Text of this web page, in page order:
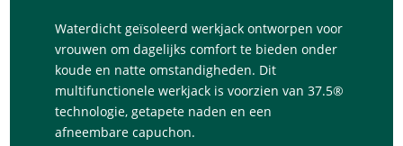
Waterdicht geïsoleerd werkjack ontworpen voor
vrouwen om dagelijks comfort te bieden onder
koude en natte omstandigheden. Dit
multifunctionele werkjack is voorzien van 37.5®
technologie, getapete naden en een
afneembare capuchon.